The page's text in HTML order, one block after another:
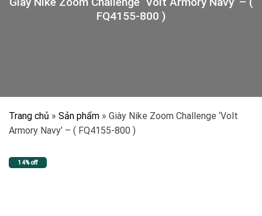
FQ4155-800 )
Trang chủ » Sản phẩm » Giày Nike Zoom Challenge ‘Volt
Armory Navy’ – ( FQ4155-800 )
14% off